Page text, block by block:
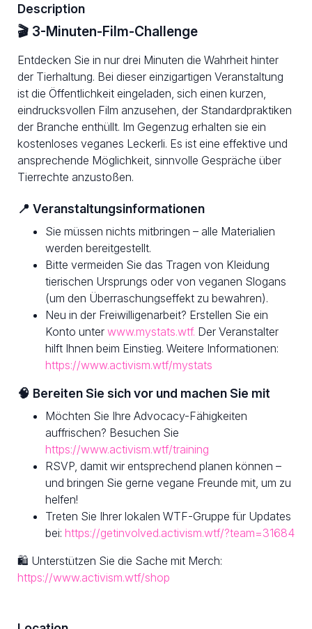
Description
🎬 3-Minuten-Film-Challenge
Entdecken Sie in nur drei Minuten die Wahrheit hinter
der Tierhaltung. Bei dieser einzigartigen Veranstaltung
ist die Öffentlichkeit eingeladen, sich einen kurzen,
eindrucksvollen Film anzusehen, der Standardpraktiken
der Branche enthüllt. Im Gegenzug erhalten sie ein
kostenloses veganes Leckerli. Es ist eine effektive und
ansprechende Möglichkeit, sinnvolle Gespräche über
Tierrechte anzustoßen.
📍 Veranstaltungsinformationen
Sie müssen nichts mitbringen – alle Materialien
werden bereitgestellt.
Bitte vermeiden Sie das Tragen von Kleidung
tierischen Ursprungs oder von veganen Slogans
(um den Überraschungseffekt zu bewahren).
Neu in der Freiwilligenarbeit? Erstellen Sie ein
Konto unter www.mystats.wtf. Der Veranstalter
hilft Ihnen beim Einstieg. Weitere Informationen:
https://www.activism.wtf/mystats
🧠 Bereiten Sie sich vor und machen Sie mit
Möchten Sie Ihre Advocacy-Fähigkeiten
auffrischen? Besuchen Sie
https://www.activism.wtf/training
RSVP, damit wir entsprechend planen können –
und bringen Sie gerne vegane Freunde mit, um zu
helfen!
Treten Sie Ihrer lokalen WTF-Gruppe für Updates
bei: https://getinvolved.activism.wtf/?team=31684
🛍 Unterstützen Sie die Sache mit Merch:
https://www.activism.wtf/shop